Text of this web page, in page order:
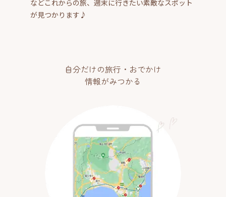
などこれからの旅、週末に行きたい素敵なスポット
が見つかります♪
自分だけの旅行・おでかけ
情報がみつかる